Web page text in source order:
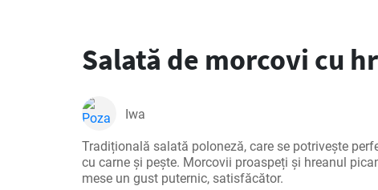
Salată de morcovi cu
Iwa
Tradițională salată poloneză, care se potrivește
cu carne și pește. Morcovii proaspeți și hreanul
mese un gust puternic, satisfăcător.